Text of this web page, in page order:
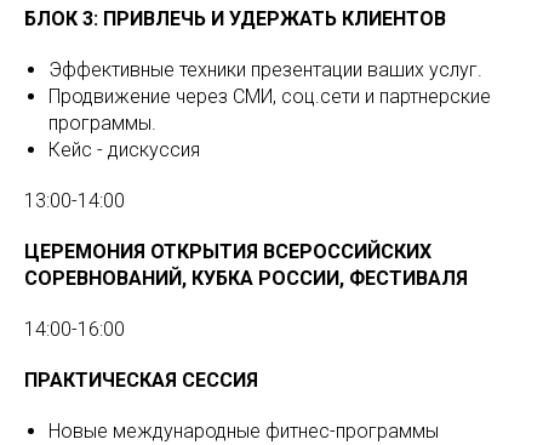
БЛОК 3: ПРИВЛЕЧЬ И УДЕРЖАТЬ КЛИЕНТОВ
Эффективные техники презентации ваших услуг.
Продвижение через СМИ, соц.сети и партнерские
программы.
Кейс - дискуссия
13:00-14:00
ЦЕРЕМОНИЯ ОТКРЫТИЯ ВСЕРОССИЙСКИХ
СОРЕВНОВАНИЙ, КУБКА РОССИИ, ФЕСТИВАЛЯ
14:00-16:00
ПРАКТИЧЕСКАЯ СЕССИЯ
Новые международные фитнес-программы